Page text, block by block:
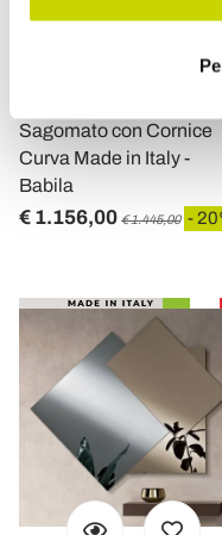
Sagomato con Cornice
Curva Made in Italy -
Babila
€ 1.156,00 € 1.445,00 -